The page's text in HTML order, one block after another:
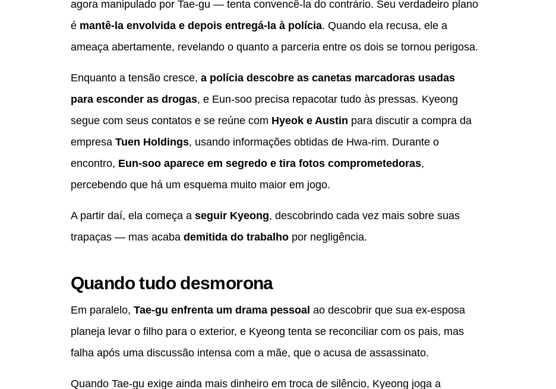
agora manipulado por Tae-gu — tenta convencê-la do contrário. Seu verdadeiro plano
é mantê-la envolvida e depois entregá-la à polícia. Quando ela recusa, ele a
ameaça abertamente, revelando o quanto a parceria entre os dois se tornou perigosa.
Enquanto a tensão cresce, a polícia descobre as canetas marcadoras usadas
para esconder as drogas, e Eun-soo precisa repacotar tudo às pressas. Kyeong
segue com seus contatos e se reúne com Hyeok e Austin para discutir a compra da
empresa Tuen Holdings, usando informações obtidas de Hwa-rim. Durante o
encontro, Eun-soo aparece em segredo e tira fotos comprometedoras,
percebendo que há um esquema muito maior em jogo.
A partir daí, ela começa a seguir Kyeong, descobrindo cada vez mais sobre suas
trapaças — mas acaba demitida do trabalhopor negligência.
Quando tudo desmorona
Em paralelo, Tae-gu enfrenta um drama pessoal ao descobrir que sua ex-esposa
planeja levar o filho para o exterior, e Kyeong tenta se reconciliar com os pais, mas
falha após uma discussão intensa com a mãe, que o acusa de assassinato.
Quando Tae-gu exige ainda mais dinheiro em troca de silêncio, Kyeong joga a